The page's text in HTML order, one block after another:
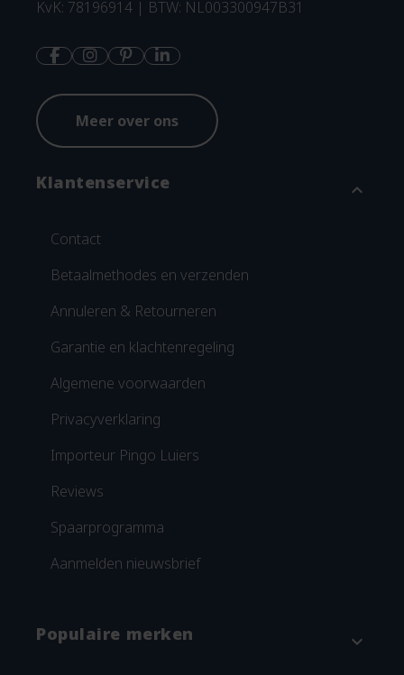
KvK: 78196914 | BTW: NL003300947B31
Meer over ons
Klantenservice expand_more
Contact
Betaalmethodes en verzenden
Annuleren & Retourneren
Garantie en klachtenregeling
Algemene voorwaarden
Privacyverklaring
Importeur Pingo Luiers
Reviews
Spaarprogramma
Aanmelden nieuwsbrief
Populaire merken expand_more